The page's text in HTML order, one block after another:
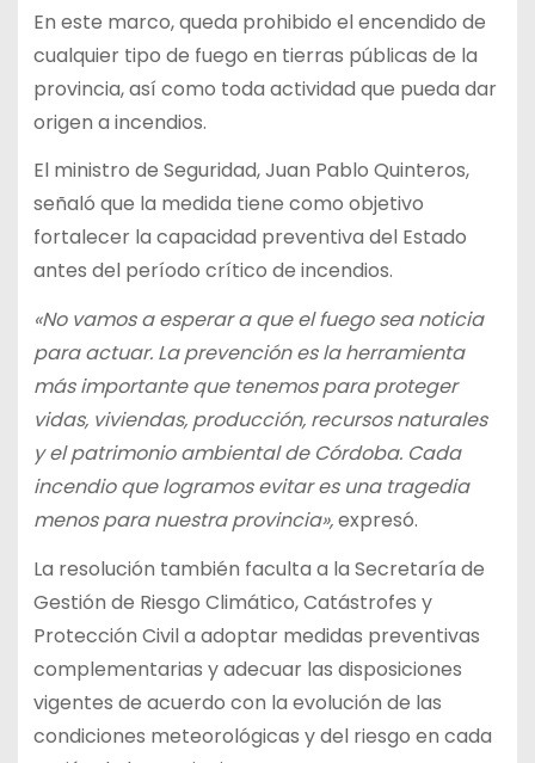
En este marco, queda prohibido el encendido de
cualquier tipo de fuego en tierras públicas de la
provincia, así como toda actividad que pueda dar
origen a incendios.
El ministro de Seguridad, Juan Pablo Quinteros,
señaló que la medida tiene como objetivo
fortalecer la capacidad preventiva del Estado
antes del período crítico de incendios.
«No vamos a esperar a que el fuego sea noticia
para actuar. La prevención es la herramienta
más importante que tenemos para proteger
vidas, viviendas, producción, recursos naturales
y el patrimonio ambiental de Córdoba. Cada
incendio que logramos evitar es una tragedia
menos para nuestra provincia»,expresó.
La resolución también faculta a la Secretaría de
Gestión de Riesgo Climático, Catástrofes y
Protección Civil a adoptar medidas preventivas
complementarias y adecuar las disposiciones
vigentes de acuerdo con la evolución de las
condiciones meteorológicas y del riesgo en cada